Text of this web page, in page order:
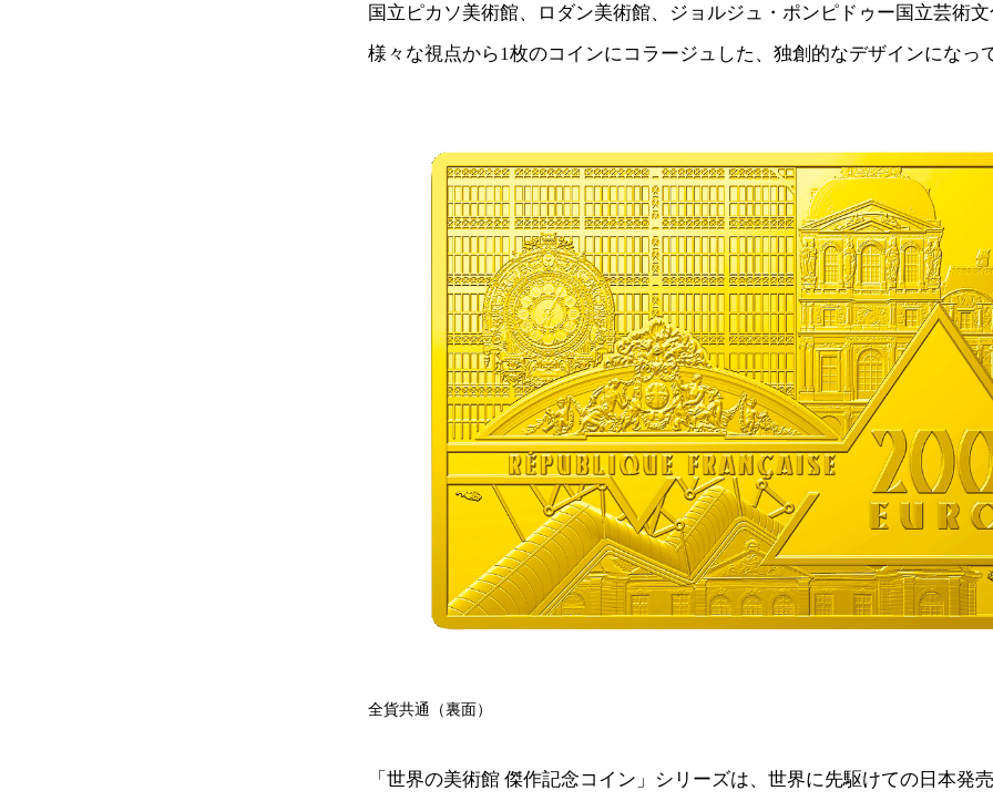
国立ピカソ美術館、ロダン美術館、ジョルジュ・ポンピドゥー国立芸術
様々な視点から1枚のコインにコラージュした、独創的なデザインになっ
全貨共通（裏面）
「世界の美術館 傑作記念コイン」シリーズは、世界に先駆けての日本発